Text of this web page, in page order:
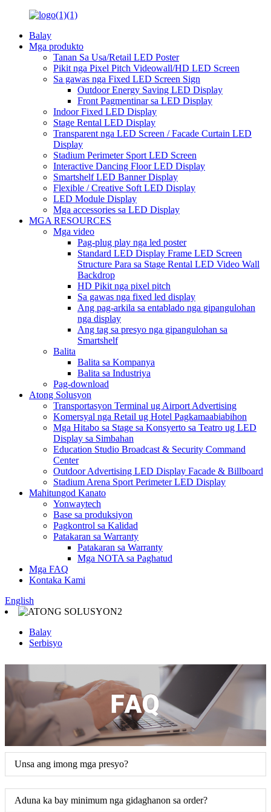
Balay
Mga produkto
Tanan Sa Usa/Retail LED Poster
Pikit nga Pixel Pitch Videowall/HD LED Screen
Sa gawas nga Fixed LED Screen Sign
Outdoor Energy Saving LED Display
Front Pagmentinar sa LED Display
Indoor Fixed LED Display
Stage Rental LED Display
Transparent nga LED Screen / Facade Curtain LED
Display
Stadium Perimeter Sport LED Screen
Interactive Dancing Floor LED Display
Smartshelf LED Banner Display
Flexible / Creative Soft LED Display
LED Module Display
Mga accessories sa LED Display
MGA RESOURCES
Mga video
Pag-plug play nga led poster
Standard LED Display Frame LED Screen
Structure Para sa Stage Rental LED Video Wall
Backdrop
HD Pikit nga pixel pitch
Sa gawas nga fixed led display
Ang pag-arkila sa entablado nga gipangulohan
nga display
Ang tag sa presyo nga gipangulohan sa
Smartshelf
Balita
Balita sa Kompanya
Balita sa Industriya
Pag-download
Atong Solusyon
Transportasyon Terminal ug Airport Advertising
Komersyal nga Retail ug Hotel Pagkamaabiabihon
Mga Hitabo sa Stage sa Konsyerto sa Teatro ug LED
Display sa Simbahan
Education Studio Broadcast & Security Command
Center
Outdoor Advertising LED Display Facade & Billboard
Stadium Arena Sport Perimeter LED Display
Mahitungod Kanato
Yonwaytech
Base sa produksiyon
Pagkontrol sa Kalidad
Patakaran sa Warranty
Patakaran sa Warranty
Mga NOTA sa Paghatud
Mga FAQ
Kontaka Kami
English
Balay
Serbisyo
Unsa ang imong mga presyo?
Aduna ka bay minimum nga gidaghanon sa order?